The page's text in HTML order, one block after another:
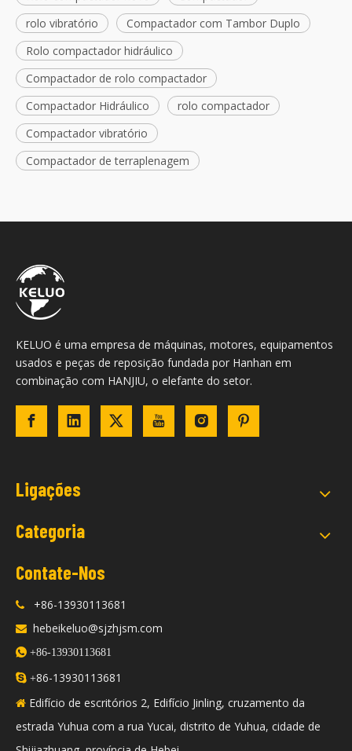
rolo vibratório
Compactador com Tambor Duplo
Rolo compactador hidráulico
Compactador de rolo compactador
Compactador Hidráulico
rolo compactador
Compactador vibratório
Compactador de terraplenagem
KELUO é uma empresa de máquinas, motores, equipamentos
usados ​​e peças de reposição fundada por Hanhan em
combinação com HANJIU, o elefante do setor.
Ligações
Categoria
Contate-Nos
 +86-13930113681
 hebeikeluo@sjzhjsm.com
 +86-13930113681
 +86-13930113681
 Edifício de escritórios 2, Edifício Jinling, cruzamento da
estrada Yuhua com a rua Yucai, distrito de Yuhua, cidade de